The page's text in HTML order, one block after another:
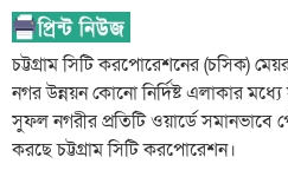
চট্টগ্রাম সিটি করপোরেশনের (চসিক)
নগর উন্নয়ন কোনো নির্দিষ্ট এলাকার
সুফল নগরীর প্রতিটি ওয়ার্ডে সমানভাবে
করছে চট্টগ্রাম সিটি করপোরেশন।